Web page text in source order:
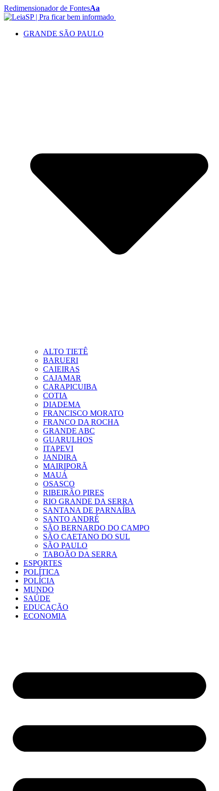
Redimensionador de FontesAa
GRANDE SÃO PAULO
ALTO TIETÊ
BARUERI
CAIEIRAS
CAJAMAR
CARAPICUIBA
COTIA
DIADEMA
FRANCISCO MORATO
FRANCO DA ROCHA
GRANDE ABC
GUARULHOS
ITAPEVI
JANDIRA
MAIRIPORÃ
MAUÁ
OSASCO
RIBEIRÃO PIRES
RIO GRANDE DA SERRA
SANTANA DE PARNAÍBA
SANTO ANDRÉ
SÃO BERNARDO DO CAMPO
SÃO CAETANO DO SUL
SÃO PAULO
TABOÃO DA SERRA
ESPORTES
POLÍTICA
POLÍCIA
MUNDO
SAÚDE
EDUCAÇÃO
ECONOMIA